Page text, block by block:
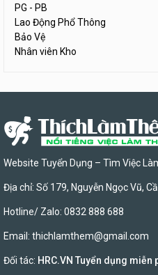
PG - PB
Lao Động Phổ Thông
Bảo Vệ
Nhân viên Kho
Website Tuyển Dụng – Tìm Việc
Địa chỉ: Số 179, Nguyễn Ngọc Vũ,
Hotline/ Zalo: 0832 888 688
Email: thichlamthem@gmail.com
Đối tác: HRC.VN Tuyển dụng miễn